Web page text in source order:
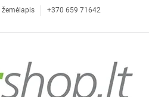
žemėlapis
+370 659 71642